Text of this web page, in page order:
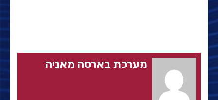
מערכת בארסה מאניה